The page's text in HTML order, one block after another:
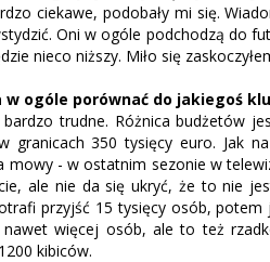
ciekawe, podobały mi się.
Oni w ogóle podchodzą do
nieco niższy. Miło się
w ogóle porównać do jakiegoś
trudne. Różnica budżetów
granicach 350 tysięcy euro. Jak
mowy - w ostatnim sezonie w
ale nie da się ukryć, że to nie
przyjść 15 tysięcy osób,
więcej osób, ale to też
kibiców.